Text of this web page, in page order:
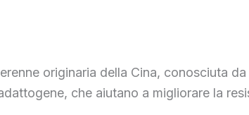
originaria della Cina, conosciuta
che aiutano a migliorare la